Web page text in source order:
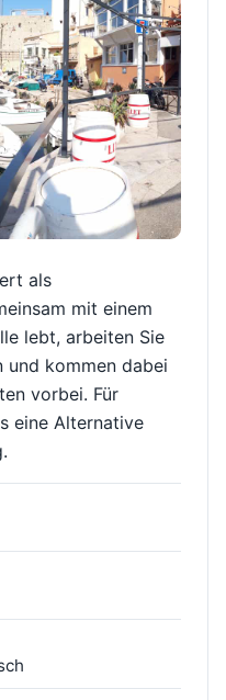
als
mit einem
lebt, arbeiten Sie
kommen dabei
vorbei. Für
eine Alternative